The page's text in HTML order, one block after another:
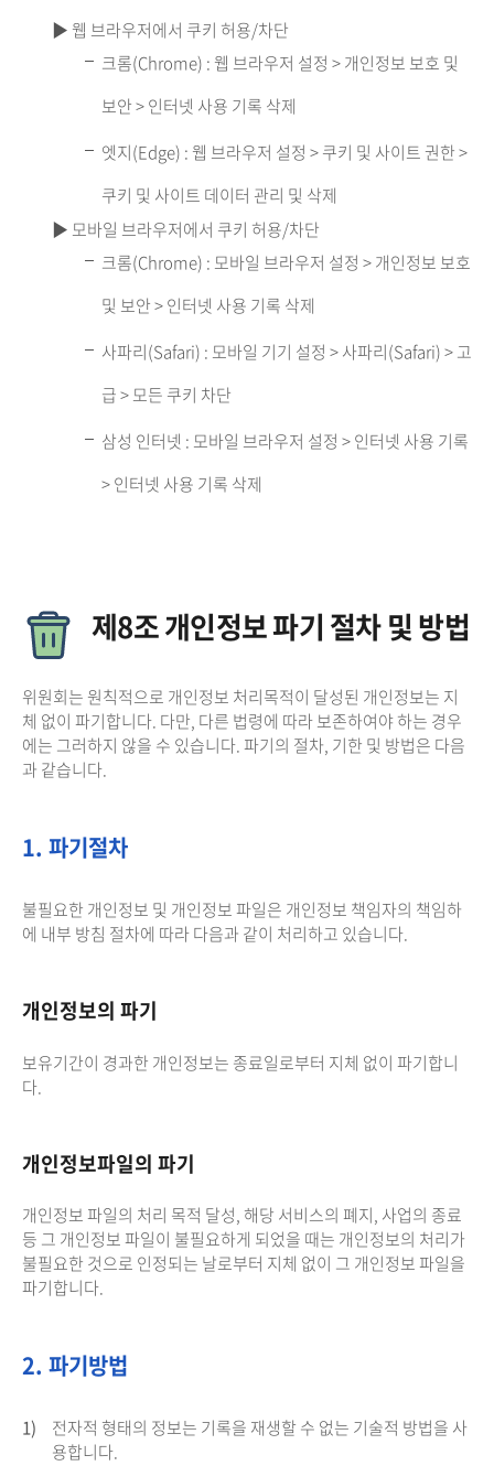
▶ 웹 브라우저에서 쿠키 허용/차단
크롬(Chrome) : 웹 브라우저 설정 > 개인정보 보호 및
보안 > 인터넷 사용 기록 삭제
엣지(Edge) : 웹 브라우저 설정 > 쿠키 및 사이트 권한 >
쿠키 및 사이트 데이터 관리 및 삭제
▶ 모바일 브라우저에서 쿠키 허용/차단
크롬(Chrome) : 모바일 브라우저 설정 > 개인정보 보호
및 보안 > 인터넷 사용 기록 삭제
사파리(Safari) : 모바일 기기 설정 > 사파리(Safari) > 고
급 > 모든 쿠키 차단
삼성 인터넷 : 모바일 브라우저 설정 > 인터넷 사용 기록
> 인터넷 사용 기록 삭제
제8조 개인정보 파기 절차 및 방법
위원회는 원칙적으로 개인정보 처리목적이 달성된 개인정보는 지
체 없이 파기합니다. 다만, 다른 법령에 따라 보존하여야 하는 경우
에는 그러하지 않을 수 있습니다. 파기의 절차, 기한 및 방법은 다음
과 같습니다.
1. 파기절차
불필요한 개인정보 및 개인정보 파일은 개인정보 책임자의 책임하
에 내부 방침 절차에 따라 다음과 같이 처리하고 있습니다.
개인정보의 파기
보유기간이 경과한 개인정보는 종료일로부터 지체 없이 파기합니
다.
개인정보파일의 파기
개인정보 파일의 처리 목적 달성, 해당 서비스의 폐지, 사업의 종료
등 그 개인정보 파일이 불필요하게 되었을 때는 개인정보의 처리가
불필요한 것으로 인정되는 날로부터 지체 없이 그 개인정보 파일을
파기합니다.
2. 파기방법
1)
전자적 형태의 정보는 기록을 재생할 수 없는 기술적 방법을 사
용합니다.